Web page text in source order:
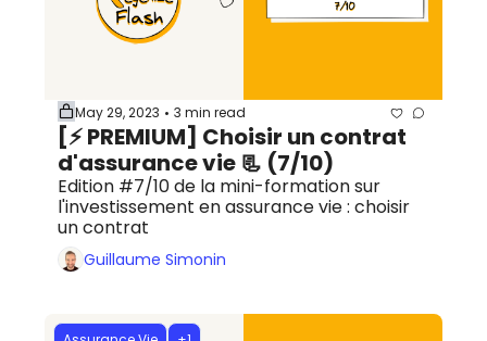
May 29, 2023 • 3 min read
[⚡️ PREMIUM] Choisir un contrat
d'assurance vie 📃 (7/10)
Edition #7/10 de la mini-formation sur
l'investissement en assurance vie : choisir
un contrat
Guillaume Simonin